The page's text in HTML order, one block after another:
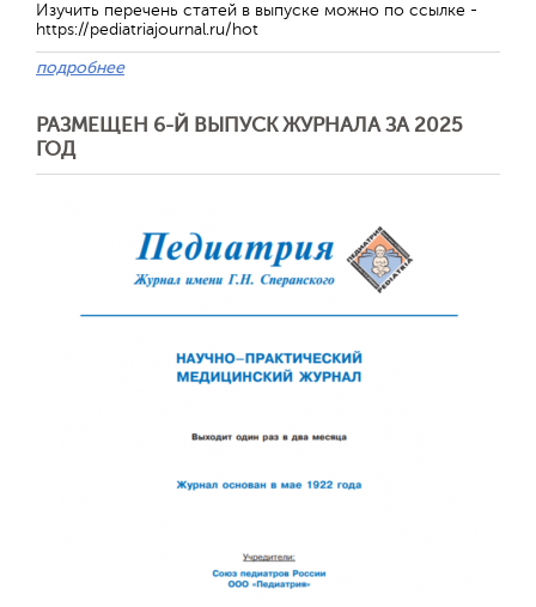
Изучить перечень статей в выпуске можно по ссылке -
https://pediatriajournal.ru/hot
подробнее
РАЗМЕЩЕН 6-Й ВЫПУСК ЖУРНАЛА ЗА 2025
ГОД
Отправить